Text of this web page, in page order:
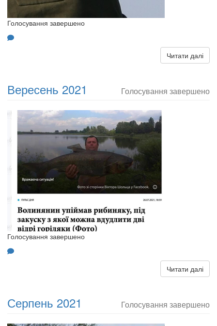
Голосування завершено
Читати далі
Вересень 2021 Голосування завершено
Голосування завершено
Читати далі
Серпень 2021 Голосування завершено